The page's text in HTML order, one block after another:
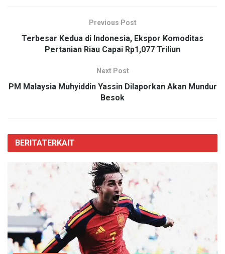
Previous Post
Terbesar Kedua di Indonesia, Ekspor Komoditas
Pertanian Riau Capai Rp1,077 Triliun
Next Post
PM Malaysia Muhyiddin Yassin Dilaporkan Akan Mundur
Besok
BERITATERKAIT